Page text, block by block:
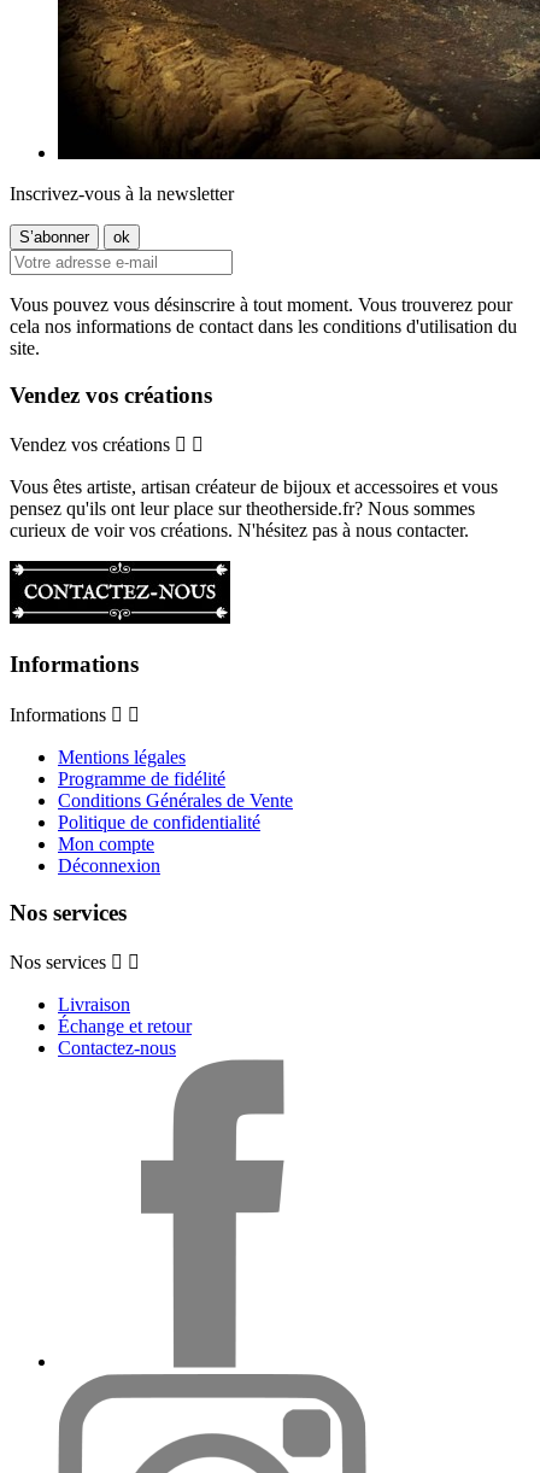
Inscrivez-vous à la newsletter
Vous pouvez vous désinscrire à tout moment. Vous trouverez pour
cela nos informations de contact dans les conditions d'utilisation du
site.
Vendez vos créations
Vendez vos créations  
Vous êtes artiste, artisan créateur de bijoux et accessoires et vous
pensez qu'ils ont leur place sur theotherside.fr? Nous sommes
curieux de voir vos créations. N'hésitez pas à nous contacter.
Informations
Informations  
Mentions légales
Programme de fidélité
Conditions Générales de Vente
Politique de confidentialité
Mon compte
Déconnexion
Nos services
Nos services  
Livraison
Échange et retour
Contactez-nous